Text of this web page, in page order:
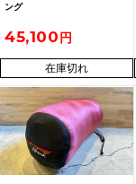
ング
45,100
在庫切れ